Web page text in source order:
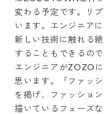
変わる予定です。リ
います。エンジニア
新しい技術に触れる
することもできるの
エンジニアがZOZO
思います。「ファッ
を掲げ、ファッショ
描いているフェーズ